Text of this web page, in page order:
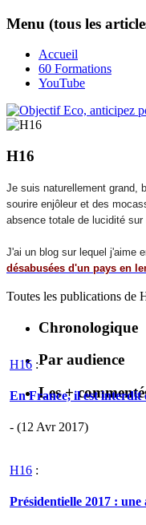
Menu (tous les
Accueil
60 Formations
YouTube
H16
Je suis naturellement grand,
sourire enjôleur et des
absence totale de lucidité
J'ai un blog sur lequel j'aime
désabusées d'un pays en
Toutes les publications de
Chronologique
Par audience
Les +
H16 :
En France, il est interdit
- (12 Avr 2017)
H16 :
Présidentielle 2017 : une